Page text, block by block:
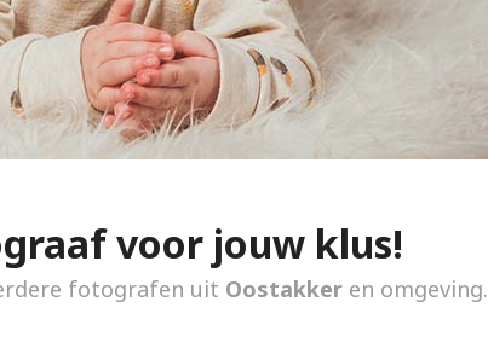
voor jouw klus!
fotografen uit Oostakker en omgeving.